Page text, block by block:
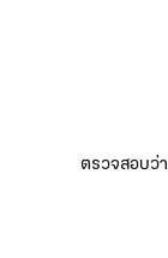
ตรวจสอบว่